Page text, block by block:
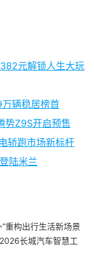
元解锁人生大玩
辆稳居榜首
势Z9S开启预售
轿跑市场新标杆
陆米兰
重构出行生活新场景
长城汽车智慧工